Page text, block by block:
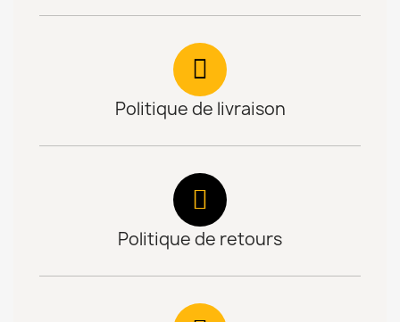
Politique de livraison
Politique de retours